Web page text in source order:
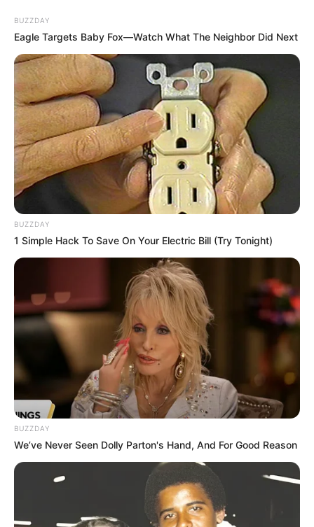
BUZZDAY
Eagle Targets Baby Fox—Watch What The Neighbor Did Next
BUZZDAY
1 Simple Hack To Save On Your Electric Bill (Try Tonight)
BUZZDAY
We’ve Never Seen Dolly Parton's Hand, And For Good Reason